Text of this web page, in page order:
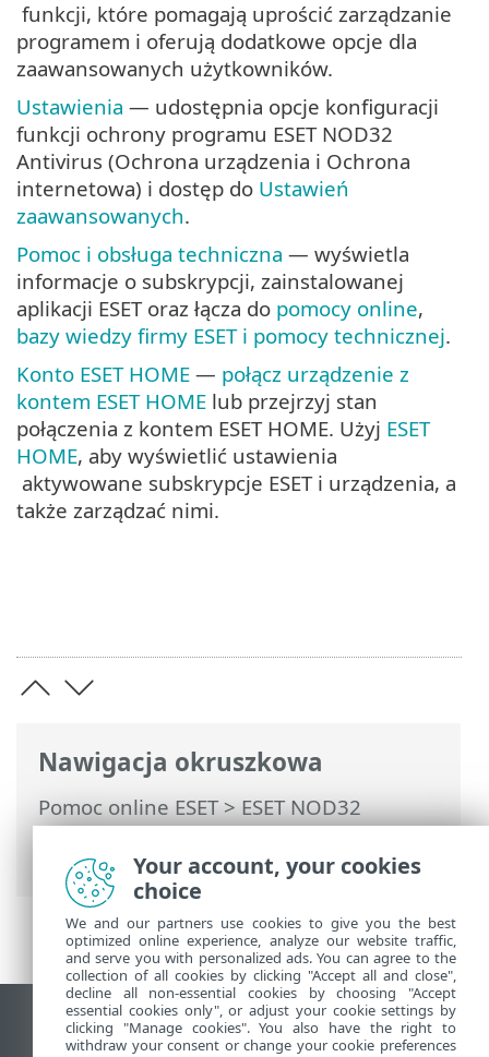
Nawigacja okruszkowa
Pomoc online ESET>ESET NOD32
Antivirus>Praca z programem ESET
NOD32 Antivirus
funkcji, które pomagają uprościć zarządzanie
programem i oferują dodatkowe opcje dla
zaawansowanych użytkowników.
Ustawienia — udostępnia opcje konfiguracji
funkcji ochrony programu ESET NOD32
Antivirus (Ochrona urządzenia i Ochrona
internetowa) i dostęp do Ustawień
zaawansowanych.
Pomoc i obsługa techniczna — wyświetla
informacje o subskrypcji, zainstalowanej
aplikacji ESET oraz łącza do pomocy online,
bazy wiedzy firmy ESET i pomocy technicznej.
Konto ESET HOME — połącz urządzenie z
kontem ESET HOME lub przejrzyj stan
połączenia z kontem ESET HOME. Użyj ESET
HOME, aby wyświetlić ustawienia
aktywowane subskrypcje ESET i urządzenia, a
także zarządzać nimi.
Wyświetl witrynę internetową dla
Your account, your cookies
choice
We and our partners use cookies to give you the best
optimized online experience, analyze our website traffic,
and serve you with personalized ads. You can agree to the
collection of all cookies by clicking "Accept all and close",
decline all non-essential cookies by choosing "Accept
essential cookies only", or adjust your cookie settings by
clicking "Manage cookies". You also have the right to
withdraw your consent or change your cookie preferences